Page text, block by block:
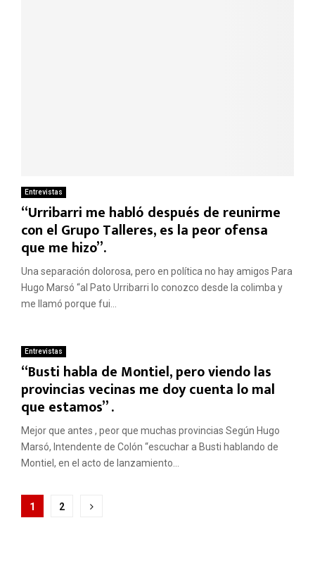
Entrevistas
“Urribarri me habló después de reunirme
con el Grupo Talleres, es la peor ofensa
que me hizo”.
Una separación dolorosa, pero en política no hay amigos Para
Hugo Marsó “al Pato Urribarri lo conozco desde la colimba y
me llamó porque fui...
Entrevistas
“Busti habla de Montiel, pero viendo las
provincias vecinas me doy cuenta lo mal
que estamos” .
Mejor que antes , peor que muchas provincias Según Hugo
Marsó, Intendente de Colón “escuchar a Busti hablando de
Montiel, en el acto de lanzamiento...
Paginación
1 2